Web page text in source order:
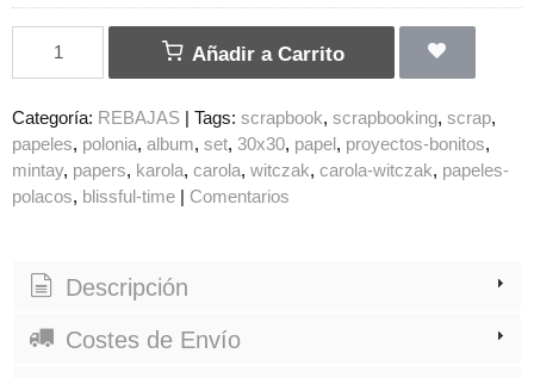
Añadir a Carrito
Categoría: REBAJAS | Tags: scrapbook scrapbooking scrap
papeles polonia album set 30x30 papel proyectos-bonitos
mintay papers karola carola witczak carola-witczak papeles-
polacos blissful-time | Comentarios
Descripción
Costes de Envío